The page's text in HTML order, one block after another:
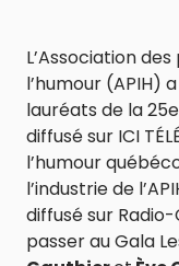
L’Association
l’humour (APIH)
lauréats de la
diffusé sur ICI
l’humour
l’industrie de
diffusé sur
passer au Gala